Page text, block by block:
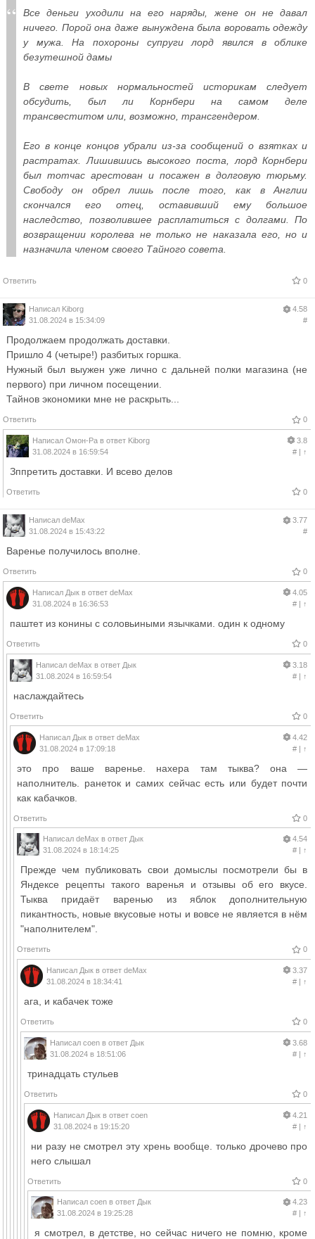
Все деньги уходили на его наряды, жене он не давал
ничего. Порой она даже вынуждена была воровать одежду
у мужа. На похороны супруги лорд явился в облике
безутешной дамы
В свете новых нормальностей историкам следует
обсудить, был ли Корнбери на самом деле
трансвеститом или, возможно, трансгендером.
Его в конце концов убрали из-за сообщений о взятках и
растратах. Лишившись высокого поста, лорд Корнбери
был тотчас арестован и посажен в долговую тюрьму.
Свободу он обрел лишь после того, как в Англии
скончался его отец, оставивший ему большое
наследство, позволившее расплатиться с долгами. По
возвращении королева не только не наказала его, но и
назначила членом своего Тайного совета.
Ответить 0
Написал Kiborg
31.08.2024 в 15:34:09
4.58
#
Продолжаем продолжать доставки.
Пришло 4 (четыре!) разбитых горшка.
Нужный был выужен уже лично с дальней полки магазина (не
первого) при личном посещении.
Тайнов экономики мне не раскрыть...
Ответить 0
Написал Омон-Ра в ответ Kiborg
31.08.2024 в 16:59:54
3.8
#| ↑
Зппретить доставки. И всево делов
Ответить 0
Написал deMax
31.08.2024 в 15:43:22
3.77
#
Варенье получилось вполне.
Ответить 0
Написал Дык в ответ deMax
31.08.2024 в 16:36:53
4.05
#| ↑
паштет из конины с соловьиными язычками. один к одному
Ответить 0
Написал deMax в ответ Дык
31.08.2024 в 16:59:54
3.18
#| ↑
наслаждайтесь
Ответить 0
Написал Дык в ответ deMax
31.08.2024 в 17:09:18
4.42
#| ↑
это про ваше варенье. нахера там тыква? она —
наполнитель. ранеток и самих сейчас есть или будет почти
как кабачков.
Ответить 0
Написал deMax в ответ Дык
31.08.2024 в 18:14:25
4.54
#| ↑
Прежде чем публиковать свои домыслы посмотрели бы в
Яндексе рецепты такого варенья и отзывы об его вкусе.
Тыква придаёт варенью из яблок дополнительную
пикантность, новые вкусовые ноты и вовсе не является в нём
"наполнителем".
Ответить 0
Написал Дык в ответ deMax
31.08.2024 в 18:34:41
3.37
#| ↑
ага, и кабачек тоже
Ответить 0
Написал coen в ответ Дык
31.08.2024 в 18:51:06
3.68
#| ↑
тринадцать стульев
Ответить 0
Написал Дык в ответ coen
31.08.2024 в 19:15:20
4.21
#| ↑
ни разу не смотрел эту хрень вообще. только дрочево про
него слышал
Ответить 0
Написал coen в ответ Дык
31.08.2024 в 19:25:28
4.23
#| ↑
я смотрел, в детстве, но сейчас ничего не помню, кроме